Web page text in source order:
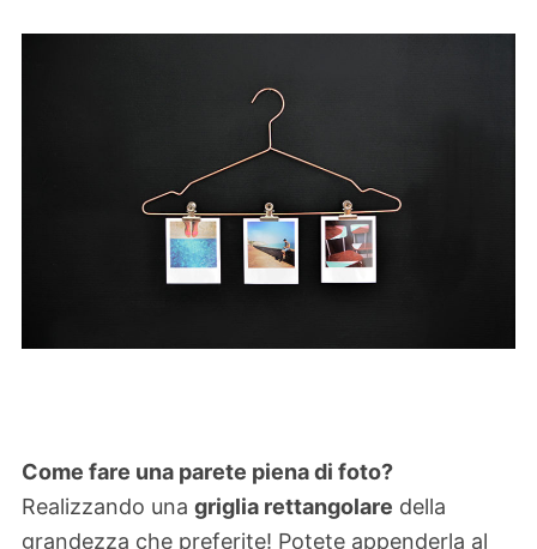
Come fare una parete piena di foto?
Realizzando una griglia rettangolare della
grandezza che preferite! Potete appenderla al